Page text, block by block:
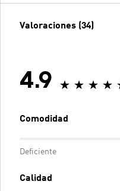
Valoraciones (34)
4.9
Comodidad
Deficiente
Calidad